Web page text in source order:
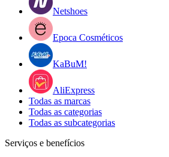
Netshoes
Epoca Cosméticos
KaBuM!
AliExpress
Todas as marcas
Todas as categorias
Todas as subcategorias
Serviços e benefícios